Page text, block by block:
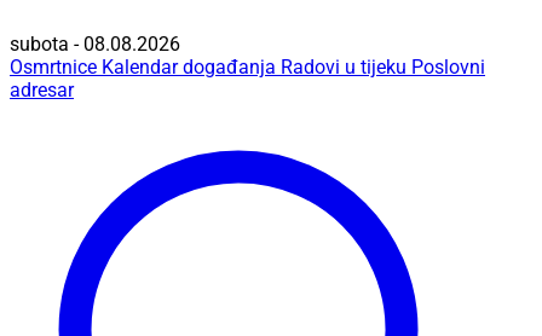
subota - 08.08.2026
Osmrtnice Kalendar događanja Radovi u tijeku Poslovni
adresar